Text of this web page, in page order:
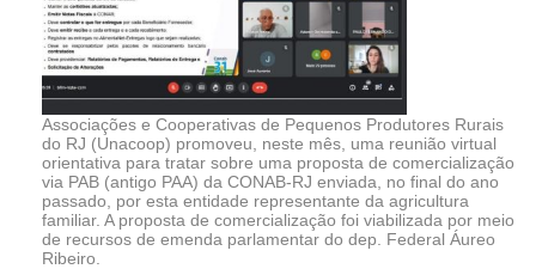
Associações e Cooperativas de Pequenos Produtores Rurais
do RJ (Unacoop) promoveu, neste mês, uma reunião virtual
orientativa para tratar sobre uma proposta de comercialização
via PAB (antigo PAA) da CONAB-RJ enviada, no final do ano
passado, por esta entidade representante da agricultura
familiar. A proposta de comercialização foi viabilizada por meio
de recursos de emenda parlamentar do dep. Federal Áureo
Ribeiro.